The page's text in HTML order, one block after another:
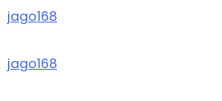
jago168
jago168